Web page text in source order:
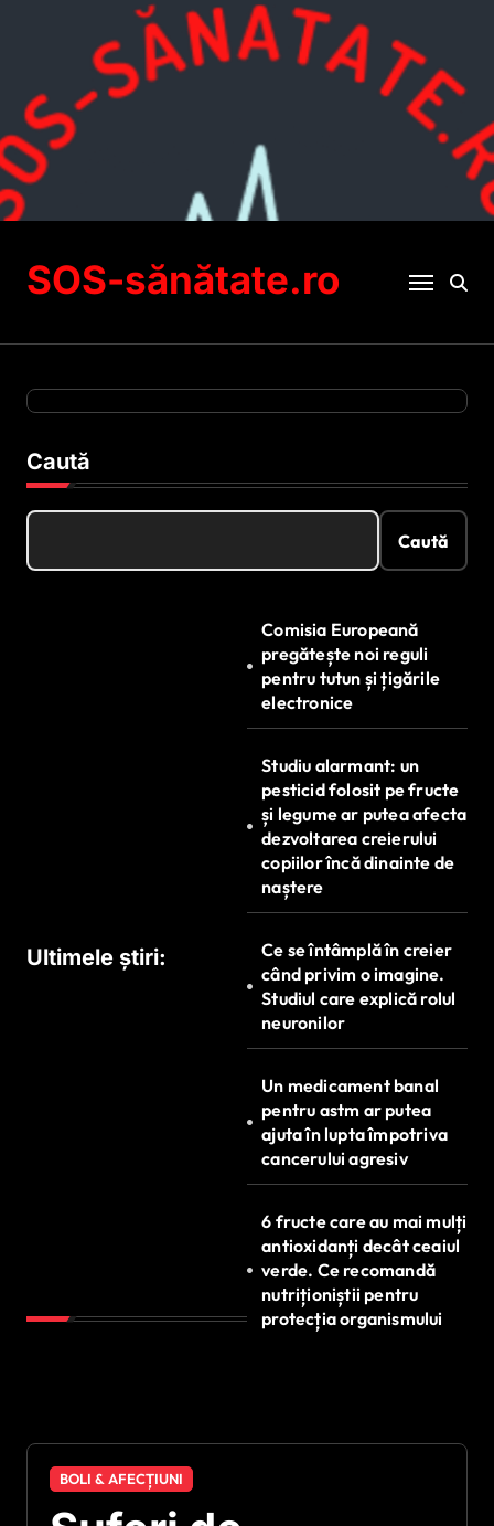
SOS-sănătate.ro
Caută
Caută
Ultimele știri:
Comisia Europeană
pregătește noi reguli
pentru tutun și țigările
electronice
Studiu alarmant: un
pesticid folosit pe fructe
și legume ar putea afecta
dezvoltarea creierului
copiilor încă dinainte de
naștere
Ce se întâmplă în creier
când privim o imagine.
Studiul care explică rolul
neuronilor
Un medicament banal
pentru astm ar putea
ajuta în lupta împotriva
cancerului agresiv
6 fructe care au mai mulți
antioxidanți decât ceaiul
verde. Ce recomandă
nutriționiștii pentru
protecția organismului
BOLI & AFECȚIUNI